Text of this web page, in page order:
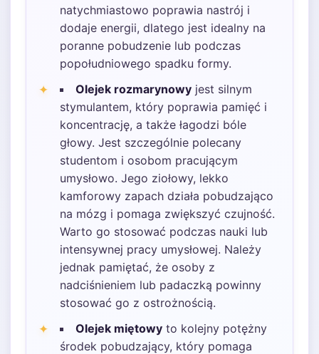
natychmiastowo poprawia nastrój i
dodaje energii, dlatego jest idealny na
poranne pobudzenie lub podczas
popołudniowego spadku formy.
Olejek rozmarynowy jest silnym
stymulantem, który poprawia pamięć i
koncentrację, a także łagodzi bóle
głowy. Jest szczególnie polecany
studentom i osobom pracującym
umysłowo. Jego ziołowy, lekko
kamforowy zapach działa pobudzająco
na mózg i pomaga zwiększyć czujność.
Warto go stosować podczas nauki lub
intensywnej pracy umysłowej. Należy
jednak pamiętać, że osoby z
nadciśnieniem lub padaczką powinny
stosować go z ostrożnością.
Olejek miętowy to kolejny potężny
środek pobudzający, który pomaga